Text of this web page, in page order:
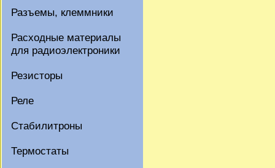
Разъемы, клеммники
Расходные материалы
для радиоэлектроники
Резисторы
Реле
Стабилитроны
Термостаты